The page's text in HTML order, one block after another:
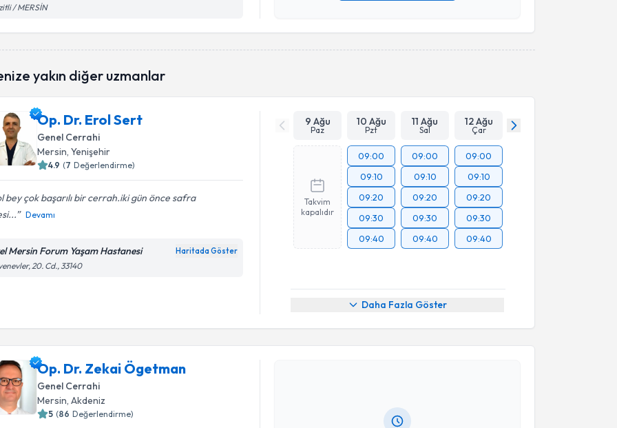
/ MERSİN
yakın diğer uzmanlar
Op. Dr. Erol Sert
Genel Cerrahi
Mersin , Yenişehir
4.9 (7 Değerlendirme)
bey çok başarılı bir cerrah.iki gün önce safra
Devamı
Mersin Forum Yaşam Hastanesi Haritada Göster
20. Cd., 33140
9 Ağu
Paz
10 Ağu
Pzt
11 Ağu
Sal
12 Ağu
Çar
Takvim
kapalıdır
09:00
09:10
09:20
09:30
09:40
09:00
09:10
09:20
09:30
09:40
09:00
09:10
09:20
09:30
09:40
Daha Fazla Göster
Op. Dr. Zekai Ögetman
Genel Cerrahi
Mersin, Akdeniz
5 (86 Değerlendirme)